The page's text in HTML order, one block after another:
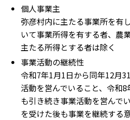
個人事業主
弥彦村内に主たる事業所を有
いて事業所得を有する者、農
主たる所得とする者は除く
事業活動の継続性
令和7年1月1日から同年12月
活動を営んでいること、令和
も引き続き事業活動を営んで
を受けた後も事業を継続する